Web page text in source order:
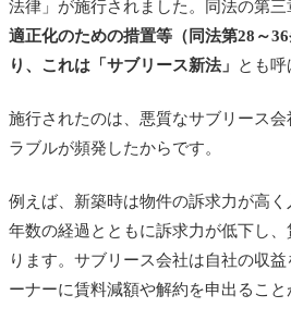
法律」が施行されました。同法の第三
適正化のための措置等（同法第28～
り、これは「サブリース新法」
とも呼
施行されたのは、悪質なサブリース
ラブルが頻発したからです。
例えば、新築時は物件の訴求力が高
年数の経過とともに訴求力が低下し
ります。サブリース会社は自社の収
ーナーに賃料減額や解約を申出ること